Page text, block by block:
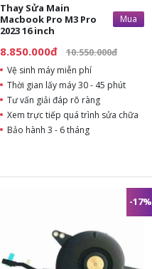
Thay Sửa Main
Macbook Pro M3 Pro
2023 16 inch
Mua
8.850.000đ 10.550.000đ
Vệ sinh máy miễn phí
Thời gian lấy máy 30 - 45 phút
Tư vấn giải đáp rõ ràng
Xem trực tiếp quá trình sửa chữa
Bảo hành 3 - 6 tháng
-17%